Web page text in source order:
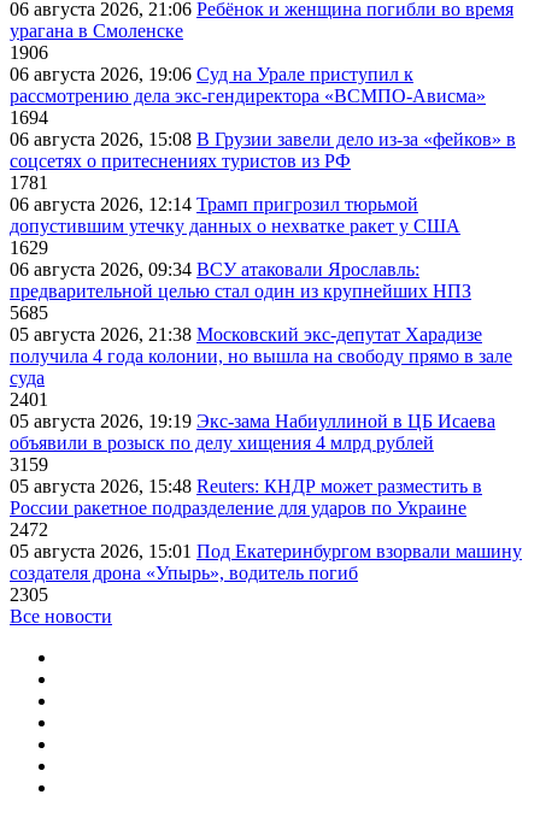
06 августа 2026, 21:06 Ребёнок и женщина погибли во время
урагана в Смоленске
1906
06 августа 2026, 19:06 Суд на Урале приступил к
рассмотрению дела экс-гендиректора «ВСМПО-Ависма»
1694
06 августа 2026, 15:08 В Грузии завели дело из-за «фейков» в
соцсетях о притеснениях туристов из РФ
1781
06 августа 2026, 12:14 Трамп пригрозил тюрьмой
допустившим утечку данных о нехватке ракет у США
1629
06 августа 2026, 09:34 ВСУ атаковали Ярославль:
предварительной целью стал один из крупнейших НПЗ
5685
05 августа 2026, 21:38 Московский экс-депутат Харадизе
получила 4 года колонии, но вышла на свободу прямо в зале
суда
2401
05 августа 2026, 19:19 Экс-зама Набиуллиной в ЦБ Исаева
объявили в розыск по делу хищения 4 млрд рублей
3159
05 августа 2026, 15:48 Reuters: КНДР может разместить в
России ракетное подразделение для ударов по Украине
2472
05 августа 2026, 15:01 Под Екатеринбургом взорвали машину
создателя дрона «Упырь», водитель погиб
2305
Все новости